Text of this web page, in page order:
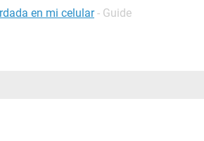
en mi celular - Guide